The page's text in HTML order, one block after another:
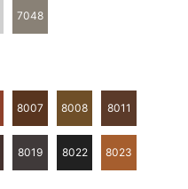
7048
8007 8008 8011
8019 8022 8023